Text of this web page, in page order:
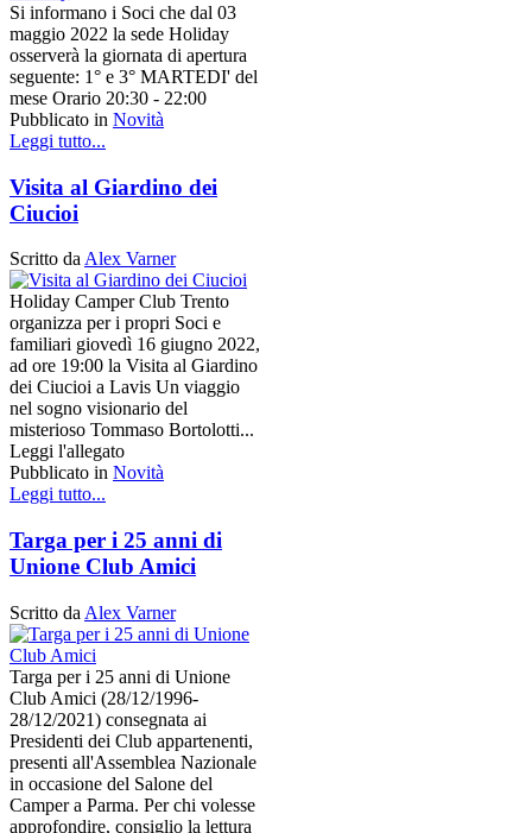
Si informano i Soci che dal 03
maggio 2022 la sede Holiday
osserverà la giornata di apertura
seguente: 1° e 3° MARTEDI' del
mese Orario 20:30 - 22:00
Pubblicato in Novità
Leggi tutto...
Visita al Giardino dei
Ciucioi
Scritto da Alex Varner
Holiday Camper Club Trento
organizza per i propri Soci e
familiari giovedì 16 giugno 2022,
ad ore 19:00 la Visita al Giardino
dei Ciucioi a Lavis Un viaggio
nel sogno visionario del
misterioso Tommaso Bortolotti...
Leggi l'allegato
Pubblicato in Novità
Leggi tutto...
Targa per i 25 anni di
Unione Club Amici
Scritto da Alex Varner
Targa per i 25 anni di Unione
Club Amici (28/12/1996-
28/12/2021) consegnata ai
Presidenti dei Club appartenenti,
presenti all'Assemblea Nazionale
in occasione del Salone del
Camper a Parma. Per chi volesse
approfondire, consiglio la lettura